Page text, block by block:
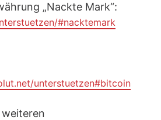
„Nackte Mark“:
#nacktemark
unterstuetzen#bitcoin